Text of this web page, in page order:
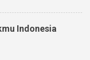
Indonesia